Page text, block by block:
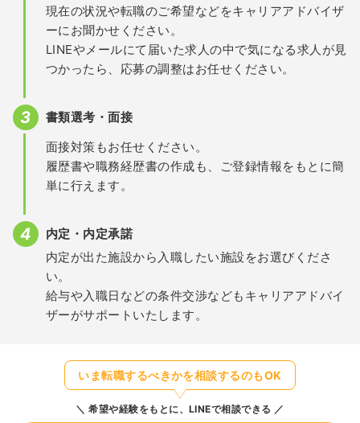
現在の状況や転職のご希望などをキャリアアドバイザ
ーにお聞かせください。
LINEやメールにて届いた求人の中で気になる求人が見
つかったら、応募の調整はお任せください。
書類選考・面接
面接対策もお任せください。
履歴書や職務経歴書の作成も、ご登録情報をもとに簡
単に行えます。
内定・内定承諾
内定が出た施設から入職したい施設をお選びくださ
い。
給与や入職日などの条件交渉などもキャリアアドバイ
ザーがサポートいたします。
いま転職するべきかを相談するのもOK
希望や経験をもとに、LINEで相談できる